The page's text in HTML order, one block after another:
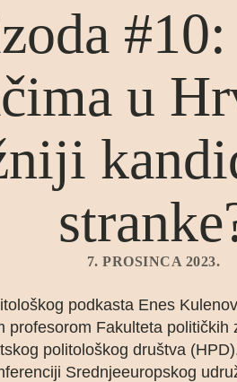
u
7. PROSINCA 2023.
podkasta Enes
profesorom Fakulteta političkih
politološkog društva
Srednjeeuropskog